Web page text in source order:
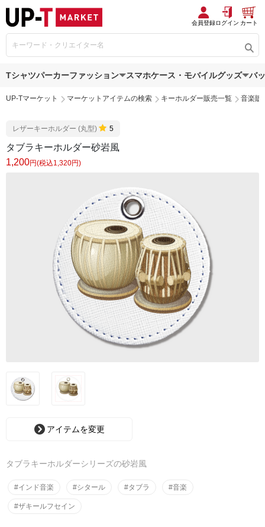
会員登録ログイン カート
Tシャツパーカーファッション スマホケース・モバイルグッズ バ
UP-Tマーケット マーケットアイテムの検索 キーホルダー販売一覧 音楽販
レザーキーホルダー (丸型) 5
タブラキーホルダー砂岩風
1,200円(税込1,320円)
アイテムを変更
タブラキーホルダーシリーズの砂岩風
#インド音楽 #シタール #タブラ #音楽
#ザキールフセイン